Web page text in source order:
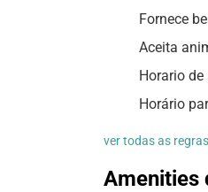
Fornece
Aceita
Horario
Horário
ver todas as regras
Amenities